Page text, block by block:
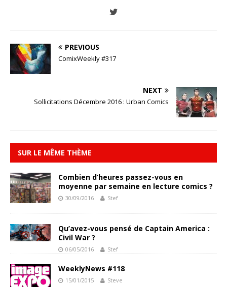
PREVIOUS
ComixWeekly #317
NEXT
Sollicitations Décembre 2016 : Urban Comics
SUR LE MÊME THÈME
Combien d’heures passez-vous en
moyenne par semaine en lecture comics ?
30/09/2016 Stef
Qu’avez-vous pensé de Captain America :
Civil War ?
06/05/2016 Stef
WeeklyNews #118
15/01/2015 Steve